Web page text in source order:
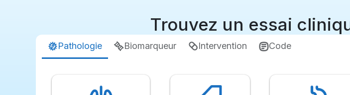
Trouvez un essai
Pathologie Biomarqueur Intervention Code